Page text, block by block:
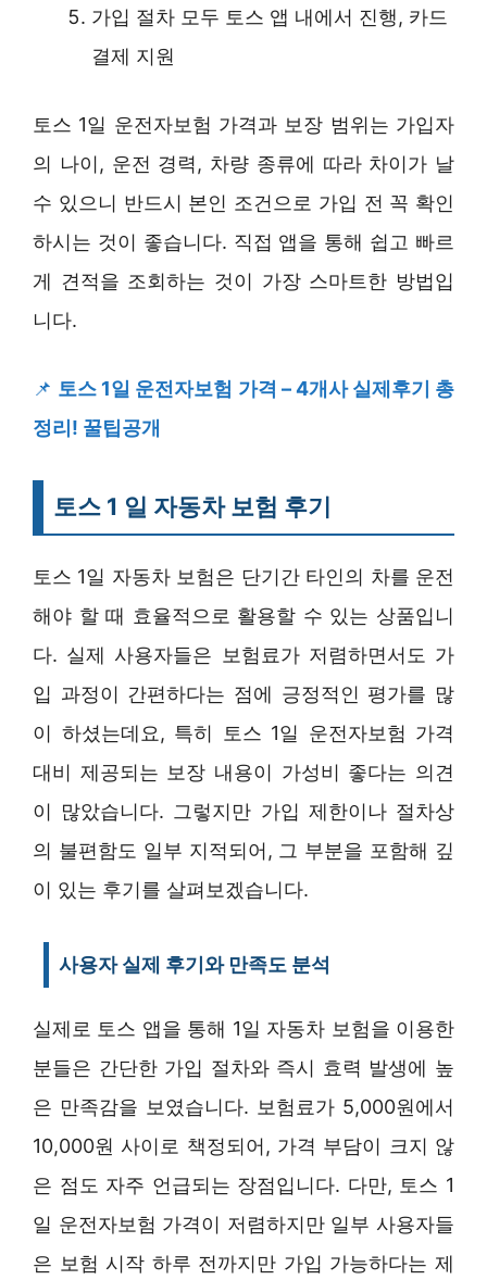
가입 절차 모두 토스 앱 내에서 진행, 카드
결제 지원
토스 1일 운전자보험 가격과 보장 범위는 가입자
의 나이, 운전 경력, 차량 종류에 따라 차이가 날
수 있으니 반드시 본인 조건으로 가입 전 꼭 확인
하시는 것이 좋습니다. 직접 앱을 통해 쉽고 빠르
게 견적을 조회하는 것이 가장 스마트한 방법입
니다.
📌 토스 1일 운전자보험 가격 – 4개사 실제후기 총
정리! 꿀팁공개
토스 1 일 자동차 보험 후기
토스 1일 자동차 보험은 단기간 타인의 차를 운전
해야 할 때 효율적으로 활용할 수 있는 상품입니
다. 실제 사용자들은 보험료가 저렴하면서도 가
입 과정이 간편하다는 점에 긍정적인 평가를 많
이 하셨는데요, 특히 토스 1일 운전자보험 가격
대비 제공되는 보장 내용이 가성비 좋다는 의견
이 많았습니다. 그렇지만 가입 제한이나 절차상
의 불편함도 일부 지적되어, 그 부분을 포함해 깊
이 있는 후기를 살펴보겠습니다.
사용자 실제 후기와 만족도 분석
실제로 토스 앱을 통해 1일 자동차 보험을 이용한
분들은 간단한 가입 절차와 즉시 효력 발생에 높
은 만족감을 보였습니다. 보험료가 5,000원에서
10,000원 사이로 책정되어, 가격 부담이 크지 않
은 점도 자주 언급되는 장점입니다. 다만, 토스 1
일 운전자보험 가격이 저렴하지만 일부 사용자들
은 보험 시작 하루 전까지만 가입 가능하다는 제